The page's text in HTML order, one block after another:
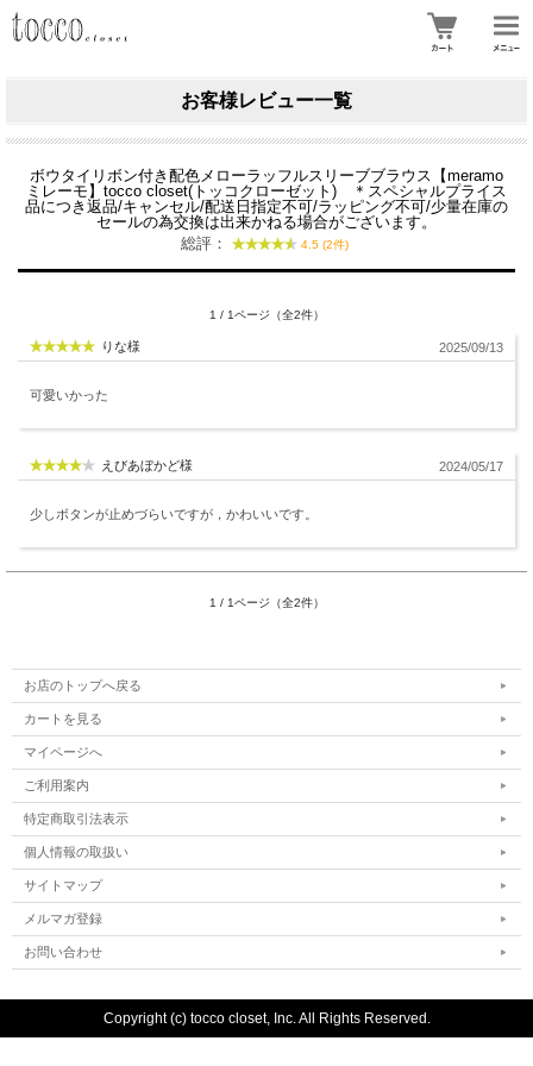
お客様レビュー一覧
ボウタイリボン付き配色メローラッフルスリーブブラウス【meramo
ミレーモ】tocco closet(トッコクローゼット) ＊スペシャルプライス
品につき返品/キャンセル/配送日指定不可/ラッピング不可/少量在庫の
セールの為交換は出来かねる場合がございます。
総評：
4.5 (2件)
1 / 1ページ（全2件）
りな様 2025/09/13
可愛いかった
えびあぼかど様 2024/05/17
少しボタンが止めづらいですが，かわいいです。
1 / 1ページ（全2件）
お店のトップへ戻る
カートを見る
マイページへ
ご利用案内
特定商取引法表示
個人情報の取扱い
サイトマップ
メルマガ登録
お問い合わせ
Copyright (c) tocco closet, Inc. All Rights Reserved.